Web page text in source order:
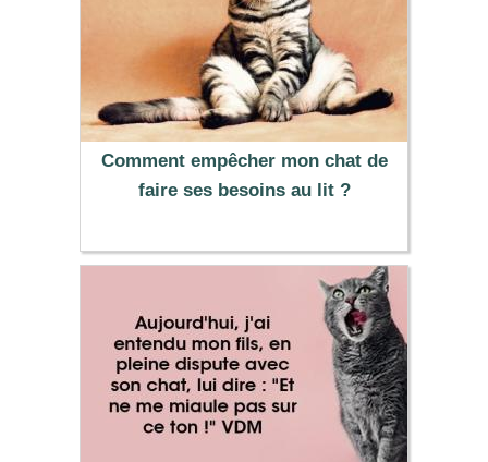
Comment empêcher mon chat de
faire ses besoins au lit ?